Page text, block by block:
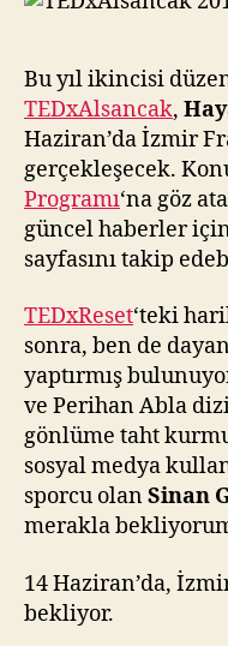
Bu yıl ikincisi
TEDxAlsancak,
Haziran’da İzmir
gerçekleşecek.
Programı‘na göz
güncel haberler
sayfasını takip
TEDxReset‘teki
sonra, ben de
yaptırmış
ve Perihan Abla
gönlüme taht
sosyal medya
sporcu olanSinan
merakla
14 Haziran’da,
bekliyor.